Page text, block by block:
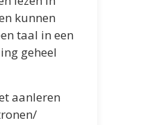
kunnen
taal in een
geheel
aanleren